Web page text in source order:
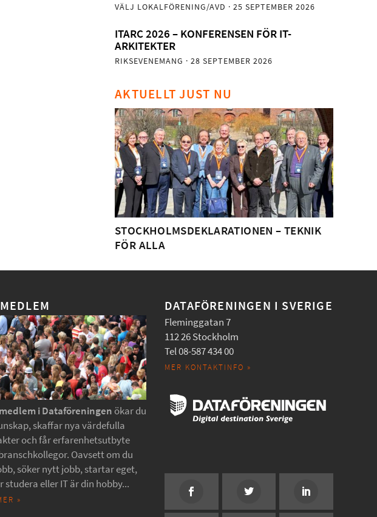
VÄLJ LOKALFÖRENING/AVD · 25 SEPTEMBER 2026
ITARC 2026 – KONFERENSEN FÖR IT-
ARKITEKTER
RIKSEVENEMANG · 28 SEPTEMBER 2026
AKTUELLT JUST NU
STOCKHOLMSDEKLARATIONEN – TEKNIK
FÖR ALLA
i Dataföreningen ökar du
skaffar nya värdefulla
och får erfarenhetsutbyte
Oavsett om du
söker nytt jobb, startar eget,
studera eller IT är din hobby...
»
DATAFÖRENINGEN I SVERIGE
Fleminggatan 7
112 26 Stockholm
Tel 08-587 434 00
MER KONTAKTINFO »